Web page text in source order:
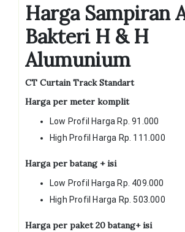
Harga Sampiran
Bakteri H & H
Alumunium
CT Curtain Track Standart
Harga per meter komplit
Low Profil Harga Rp. 91.000
High Profil Harga Rp. 111.000
Harga per batang + isi
Low Profil Harga Rp. 409.000
High Profil Harga Rp. 503.000
Harga per paket 20 batang+ isi